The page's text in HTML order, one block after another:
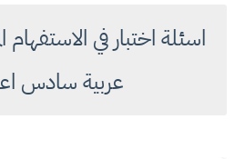
اسئلة اختبار في الاستفهام
عربية سادس